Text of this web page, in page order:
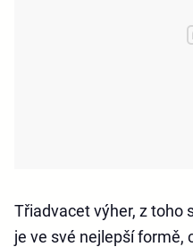
Třiadvacet výher, z toho
je ve své nejlepší formě,